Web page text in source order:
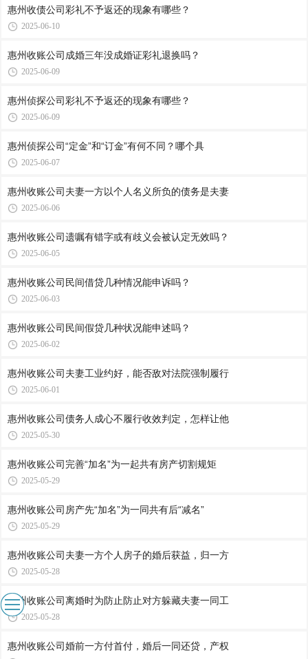
惠州收债公司​彩礼不予返还的现象有哪些？
2025-06-10
惠州收账公司​成婚三年没成婚证彩礼退换吗？
2025-06-09
惠州侦探公司​彩礼不予返还的现象有哪些？
2025-06-09
惠州侦探公司​“定金”和“订金”有何不同？哪个具
2025-06-07
惠州收账公司​夫妻一方以个人名义所负的债务是夫妻
2025-06-06
惠州收账公司​遗嘱有错字或有歧义会被认定无效吗？
2025-06-05
惠州收账公司​民间借贷几种情况能申诉吗？
2025-06-03
惠州收账公司​民间假贷几种状况能申述吗？
2025-06-02
惠州收账公司​夫妻工业约好，能否敌对法院强制履行
2025-06-01
惠州收账公司​债务人成心不履行收效判定，怎样让他
2025-05-30
惠州收账公司​完善“加名”为一起共有房产切割规矩
2025-05-29
惠州收账公司​房产先“加名”为一同共有后“减名”
2025-05-29
惠州收账公司​夫妻一方个人房子的婚后获益，归一方
2025-05-28
惠州收账公司​离婚时为防止防止对方躲藏夫妻一同工
2025-05-28
惠州收账公司​婚前一方付首付，婚后一同还贷，产权